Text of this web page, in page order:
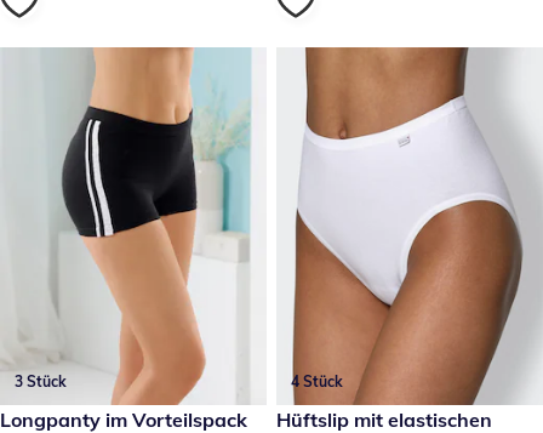
3 Stück
24,99 €
Longpanty im Vorteilspack
4 Stück
29,99 €
Hüftslip mit elastischen